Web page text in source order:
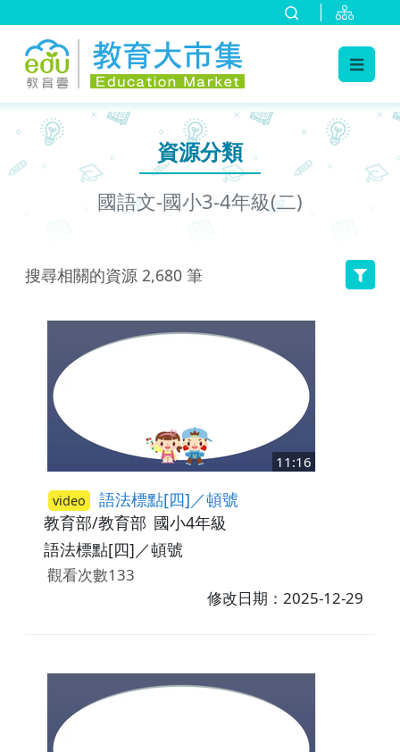
資源分類
國語文-國小3-4年級(二)
搜尋相關的資源 2,680 筆
11:16
video 語法標點[四]／頓號
教育部/教育部 國小4年級
語法標點[四]／頓號
觀看次數133
修改日期：2025-12-29